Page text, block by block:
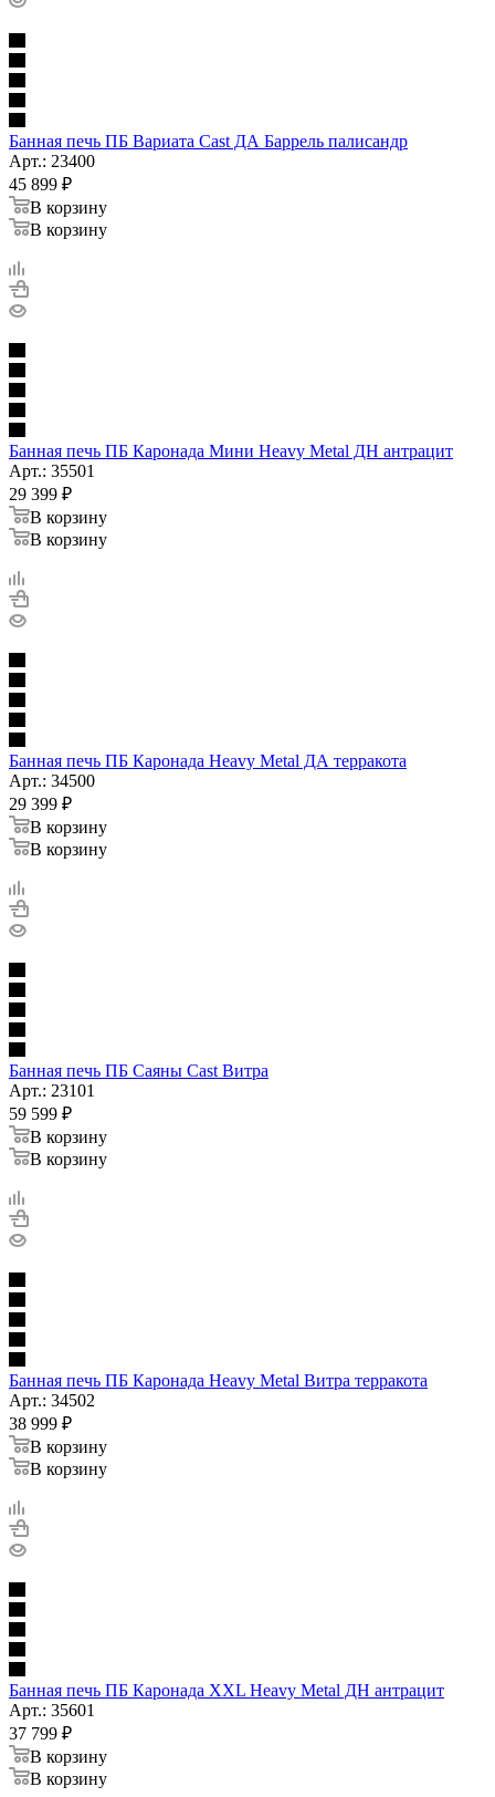
Банная печь ПБ Вариата Cast ДА Баррель палисандр
Арт.: 23400
45 899 ₽
В корзину
В корзину
Банная печь ПБ Каронада Мини Heavy Metal ДН антрацит
Арт.: 35501
29 399 ₽
В корзину
В корзину
Банная печь ПБ Каронада Heavy Metal ДА терракота
Арт.: 34500
29 399 ₽
В корзину
В корзину
Банная печь ПБ Саяны Cast Витра
Арт.: 23101
59 599 ₽
В корзину
В корзину
Банная печь ПБ Каронада Heavy Metal Витра терракота
Арт.: 34502
38 999 ₽
В корзину
В корзину
Банная печь ПБ Каронада XXL Heavy Metal ДН антрацит
Арт.: 35601
37 799 ₽
В корзину
В корзину